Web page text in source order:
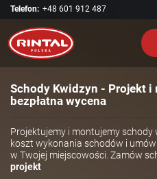
Telefon: +48 601 912 487
Schody Kwidzyn - Projekt i
bezpłatna wycena
Projektujemy i montujemy schody
koszt wykonania schodów i
w Twojej miejscowości. Zamów
projekt